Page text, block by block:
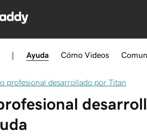
Ayuda Cómo Videos
profesional desarrollado por Titan